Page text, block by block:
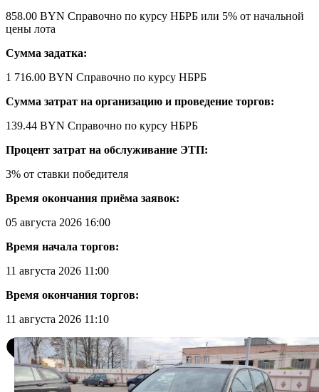
858.00 BYN Справочно по курсу НБРБ или 5% от начальной
цены лота
Сумма задатка:
1 716.00 BYN Справочно по курсу НБРБ
Сумма затрат на организацию и проведение торгов:
139.44 BYN Справочно по курсу НБРБ
Процент затрат на обслуживание ЭТП:
3% от ставки победителя
Время окончания приёма заявок:
05 августа 2026 16:00
Время начала торгов:
11 августа 2026 11:00
Время окончания торгов:
11 августа 2026 11:10